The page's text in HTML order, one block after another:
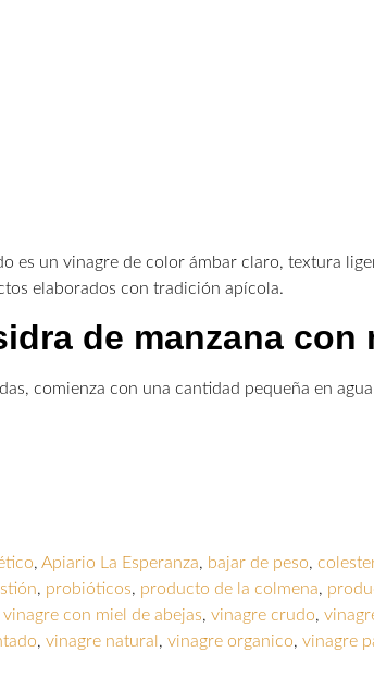
es un vinagre de color ámbar claro, textura
elaborados con tradición apícola.
de manzana con
comienza con una cantidad pequeña en
, Apiario La Esperanza, bajar de peso,
, probióticos, producto de la colmena,
vinagre con miel de abejas, vinagre crudo,
, vinagre natural, vinagre organico, vinagre